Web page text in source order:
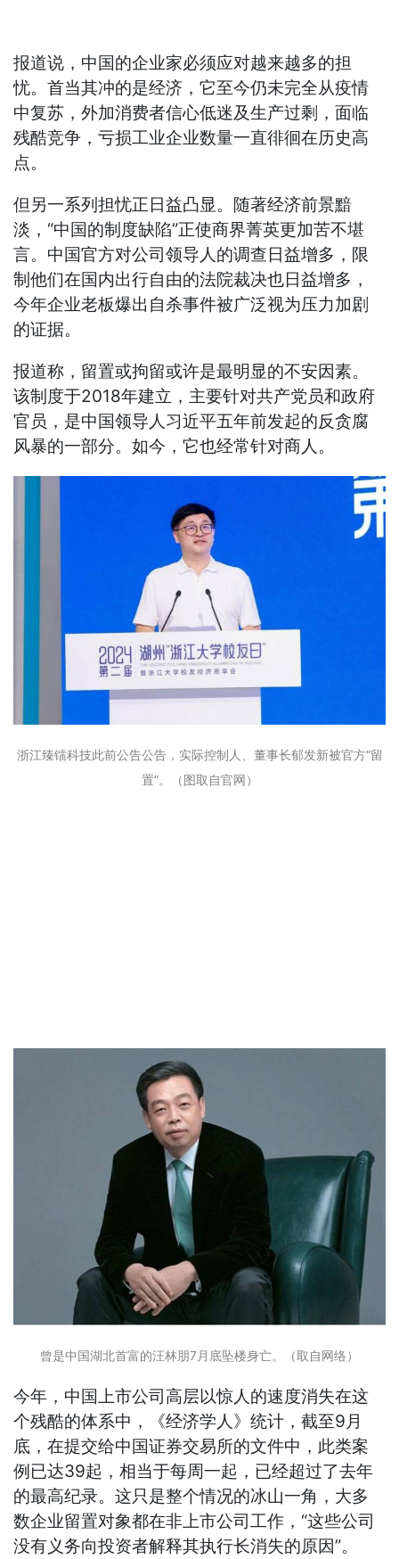
报道说，中国的企业家必须应对越来越多的担
忧。首当其冲的是经济，它至今仍未完全从疫情
中复苏，外加消费者信心低迷及生产过剩，面临
残酷竞争，亏损工业企业数量一直徘徊在历史高
点。
但另一系列担忧正日益凸显。随著经济前景黯
淡，“中国的制度缺陷”正使商界菁英更加苦不堪
言。中国官方对公司领导人的调查日益增多，限
制他们在国内出行自由的法院裁决也日益增多，
今年企业老板爆出自杀事件被广泛视为压力加剧
的证据。
报道称，留置或拘留或许是最明显的不安因素。
该制度于2018年建立，主要针对共产党员和政府
官员，是中国领导人习近平五年前发起的反贪腐
风暴的一部分。如今，它也经常针对商人。
浙江臻镭科技此前公告公告，实际控制人、董事长郁发新被官方“留
置”。（图取自官网）
曾是中国湖北首富的汪林朋7月底坠楼身亡。（取自网络）
今年，中国上市公司高层以惊人的速度消失在这
个残酷的体系中，《经济学人》统计，截至9月
底，在提交给中国证券交易所的文件中，此类案
例已达39起，相当于每周一起，已经超过了去年
的最高纪录。这只是整个情况的冰山一角，大多
数企业留置对象都在非上市公司工作，“这些公司
没有义务向投资者解释其执行长消失的原因”。